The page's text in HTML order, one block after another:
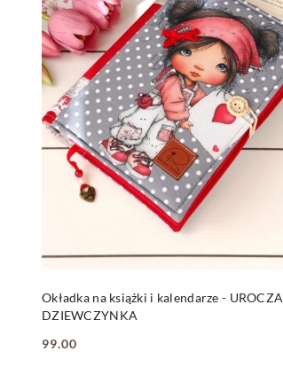
Okładka na książki i kalendarze - UROCZA
DZIEWCZYNKA
Cena:
99.00